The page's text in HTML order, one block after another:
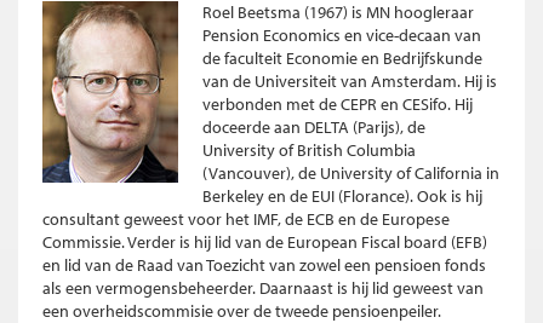
Roel Beetsma (1967) is MN hoogleraar
Pension Economics en vice-decaan van
de faculteit Economie en Bedrijfskunde
van de Universiteit van Amsterdam. Hij is
verbonden met de CEPR en CESifo. Hij
doceerde aan DELTA (Parijs), de
University of British Columbia
(Vancouver), de University of California in
Berkeley en de EUI (Florance). Ook is hij
consultant geweest voor het IMF, de ECB en de Europese
Commissie. Verder is hij lid van de European Fiscal board (EFB)
en lid van de Raad van Toezicht van zowel een pensioen fonds
als een vermogensbeheerder. Daarnaast is hij lid geweest van
een overheidscommisie over de tweede pensioenpeiler.